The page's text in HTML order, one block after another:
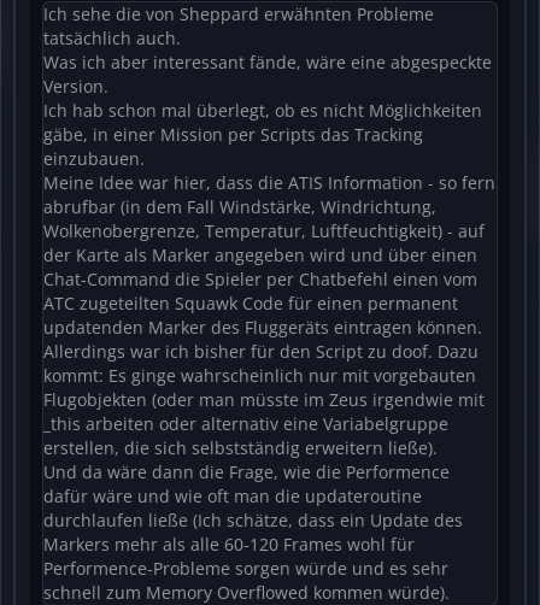
Ich sehe die von Sheppard erwähnten Probleme
tatsächlich auch.
Was ich aber interessant fände, wäre eine abgespeckte
Version.
Ich hab schon mal überlegt, ob es nicht Möglichkeiten
gäbe, in einer Mission per Scripts das Tracking
einzubauen.
Meine Idee war hier, dass die ATIS Information - so fern
abrufbar (in dem Fall Windstärke, Windrichtung,
Wolkenobergrenze, Temperatur, Luftfeuchtigkeit) - auf
der Karte als Marker angegeben wird und über einen
Chat-Command die Spieler per Chatbefehl einen vom
ATC zugeteilten Squawk Code für einen permanent
updatenden Marker des Fluggeräts eintragen können.
Allerdings war ich bisher für den Script zu doof. Dazu
kommt: Es ginge wahrscheinlich nur mit vorgebauten
Flugobjekten (oder man müsste im Zeus irgendwie mit
_this arbeiten oder alternativ eine Variabelgruppe
erstellen, die sich selbstständig erweitern ließe).
Und da wäre dann die Frage, wie die Performence
dafür wäre und wie oft man die updateroutine
durchlaufen ließe (Ich schätze, dass ein Update des
Markers mehr als alle 60-120 Frames wohl für
Performence-Probleme sorgen würde und es sehr
schnell zum Memory Overflowed kommen würde).